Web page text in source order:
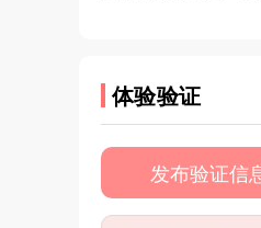
体验验证
发布验证信